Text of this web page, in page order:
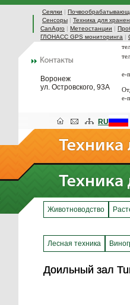
Сеялки |
Сенсоры | Техника для
CanAgro | Метеостанции |
ГЛОНАСС GPS мониторинга |
Воронеж
ул. Островского, 93А
e-
e-
RU
Животноводство
Лесная техника
Доильный зал
Доильный зал